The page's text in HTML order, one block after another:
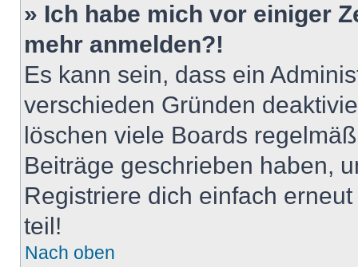
» Ich habe mich vor einiger
mehr anmelden?!
Es kann sein, dass ein
verschieden Gründen
löschen viele Boards
Beiträge geschrieben haben,
Registriere dich einfach
teil!
Nach oben